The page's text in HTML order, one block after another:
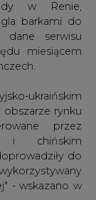
w Renie,
barkami do
dane serwisu
miesiącem
ukraińskim
rynku
przez
i chińskim
do
- wskazano w